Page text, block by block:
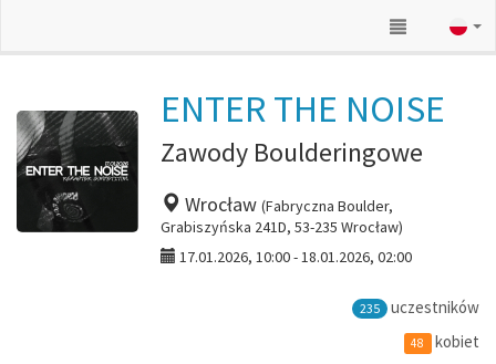
ENTER THE NOISE
Zawody Boulderingowe
Wrocław (Fabryczna Boulder,
Grabiszyńska 241D, 53-235 Wrocław)
17.01.2026, 10:00 - 18.01.2026, 02:00
235 uczestników
48 kobiet